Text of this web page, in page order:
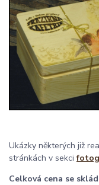
Ukázky některých již
stránkách v sekci
Celková cena se